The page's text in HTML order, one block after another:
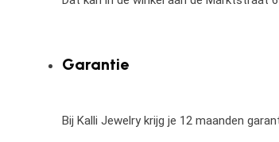
Garantie
Bij Kalli Jewelry krijg je 12 maanden